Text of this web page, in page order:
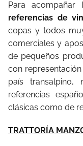
Para
referencias de
copas y todos
comerciales y
de pequeños
con
país
referencias
clásicas como de
TRATTORÍA